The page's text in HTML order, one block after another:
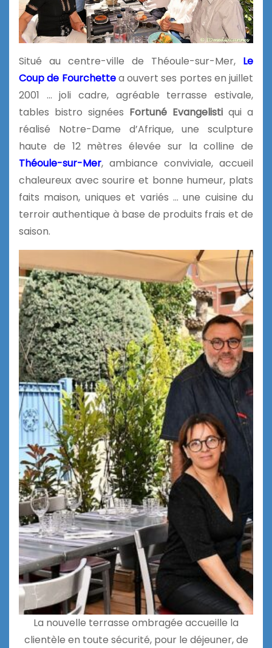
Situé au centre-ville de Théoule-sur-Mer, Le
Coup de Fourchettea ouvert ses portes en juillet
2001 … joli cadre, agréable terrasse estivale,
tables bistro signées Fortuné Evangelisti qui a
réalisé Notre-Dame d’Afrique, une sculpture
haute de 12 mètres élevée sur la colline de
Théoule-sur-Mer, ambiance conviviale, accueil
chaleureux avec sourire et bonne humeur, plats
faits maison, uniques et variés … une cuisine du
terroir authentique à base de produits frais et de
saison.
La nouvelle terrasse ombragée accueille la
clientèle en toute sécurité, pour le déjeuner, de